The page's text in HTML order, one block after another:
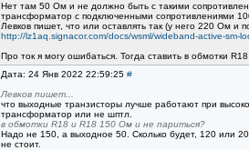
Нет там 50 Ом и не должно быть с такими
трансформатор с подключенными сопротивлениями
Левков пишет, что или оставлять так (у него 220 Ом и
http://lz1aq.signacor.com/docs/wsml/wideband-active-sm-
Про ток я могу ошибаться. Тогда ставить в обмотки
Дата: 24 Янв 2022 22:59:25 #
Левков пишет...
что выходные транзисторы лучше работают при
трансформатор или не шптл.
в обмотки R18 и R18 150 Ом и не париться?
Надо не 150, а выходное 50. Сколько будет, 120 или
не стоит.